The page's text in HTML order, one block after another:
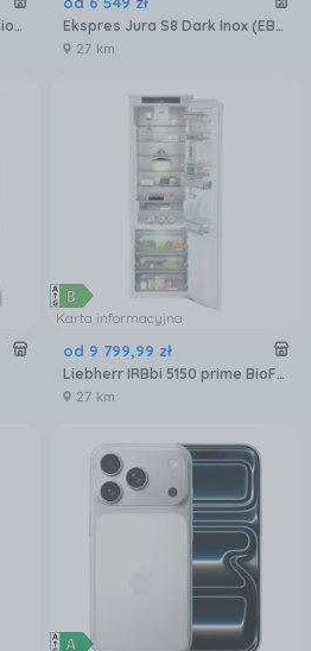
Liebherr ICBNSd 5623 plus BioFresh NoFrost Ekspres Jura S8 Dark Inox (EB) 15480
27 km
Karta informacyjna
od 9 799,99 zł
Liebherr IRBbi 5150 prime BioFresh
27 km